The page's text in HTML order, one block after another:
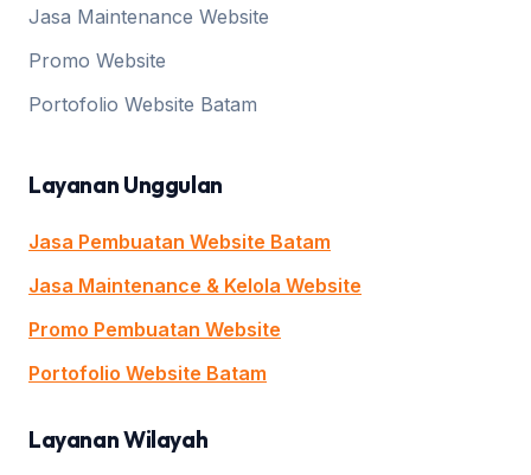
Jasa Maintenance Website
Promo Website
Portofolio Website Batam
Layanan Unggulan
Jasa Pembuatan Website Batam
Jasa Maintenance & Kelola Website
Promo Pembuatan Website
Portofolio Website Batam
Layanan Wilayah